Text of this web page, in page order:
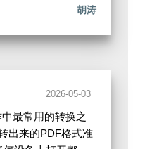
胡涛
2026-05-03
最常用的转换之
出来的PDF格式准